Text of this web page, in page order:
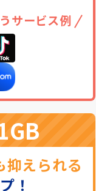
サービス例
抑えられる
！